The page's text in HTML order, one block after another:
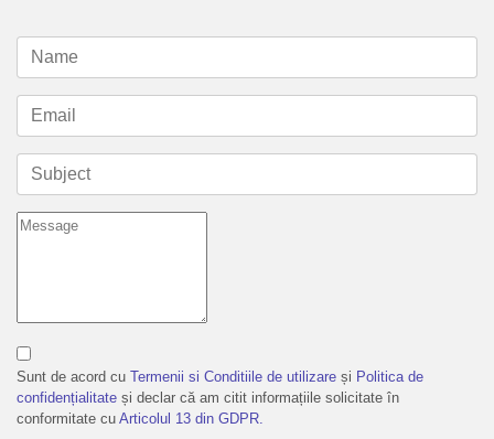
Sunt de acord cu Termenii si Conditiile de utilizare și Politica de
confidențialitate și declar că am citit informațiile solicitate în
conformitate cu Articolul 13 din GDPR.